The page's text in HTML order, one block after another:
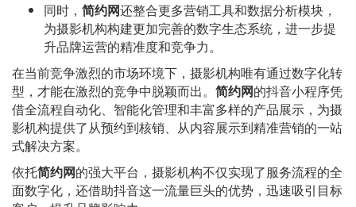
同时， 简约网还整合更多营销工具和数据分析模块，
为摄影机构构建更加完善的数字生态系统，进一步提
升品牌运营的精准度和竞争力。
在当前竞争激烈的市场环境下，摄影机构唯有通过数字化转
型，才能在激烈的竞争中脱颖而出。 简约网 的抖音小程序凭
借全流程自动化、智能化管理和丰富多样的产品展示，为摄
影机构提供了从预约到核销、从内容展示到精准营销的一站
式解决方案。
依托简约网 的强大平台，摄影机构不仅实现了服务流程的全
面数字化，还借助抖音这一流量巨头的优势，迅速吸引目标